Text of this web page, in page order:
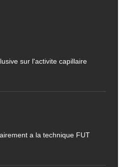
sur l'activite capillaire
a la technique FUT